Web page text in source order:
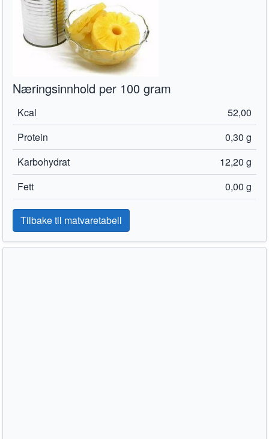
Næringsinnhold per 100 gram
Kcal
52,00
Protein
0,30 g
Karbohydrat
12,20 g
Fett
0,00 g
Tilbake til matvaretabell